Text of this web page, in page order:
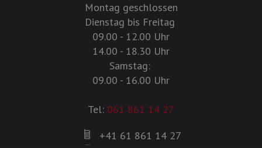
Montag geschlossen
Dienstag bis Freitag
09.00 - 12.00 Uhr
14.00 - 18.30 Uhr
Samstag:
09.00 - 16.00 Uhr
Tel: 061 861 14 27
+41 61 861 14 27